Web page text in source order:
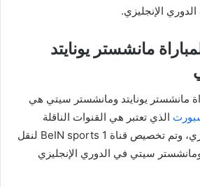
الإنجليزي.
مانشستر يونايتد
مانشستر يونايتد ومانشستر سيتي هي
الذي تعتبر هي القنوات الناقلة
لمباريات الدوري الإنجليزي، وتم تخصيص قناة BeIN sports 1 لنقل
ومانشستر سيتي في الدوري الإنجليزي